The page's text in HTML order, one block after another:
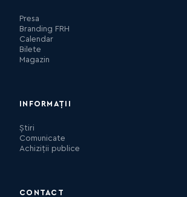
Presa
Branding FRH
Calendar
Bilete
Magazin
INFORMAȚII
Știri
Comunicate
Achiziții publice
CONTACT